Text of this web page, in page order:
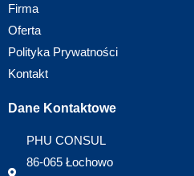
Firma
Oferta
Polityka Prywatności
Kontakt
Dane Kontaktowe
PHU CONSUL
86-065 Łochowo